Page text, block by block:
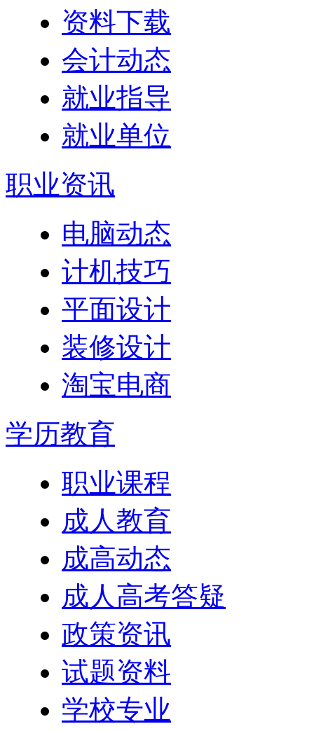
资料下载
会计动态
就业指导
就业单位
职业资讯
电脑动态
计机技巧
平面设计
装修设计
淘宝电商
学历教育
职业课程
成人教育
成高动态
成人高考答疑
政策资讯
试题资料
学校专业